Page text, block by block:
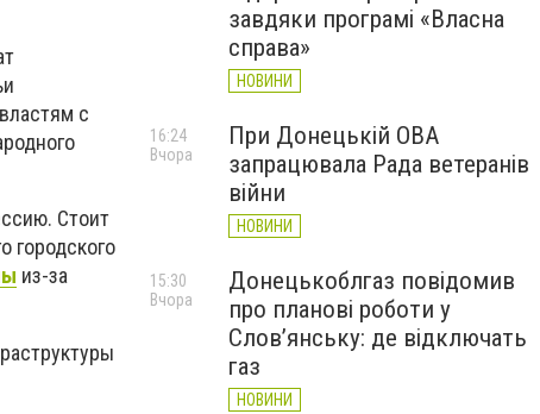
с
Стоит
городского
из-за
завдяки програмі «Власна
справа»
НОВИНИ
При Донецькій ОВА
запрацювала Рада ветеранів
війни
НОВИНИ
16:24
Вчора
Донецькоблгаз повідомив
про планові роботи у
Слов’янську: де відключать
газ
НОВИНИ
15:30
Вчора